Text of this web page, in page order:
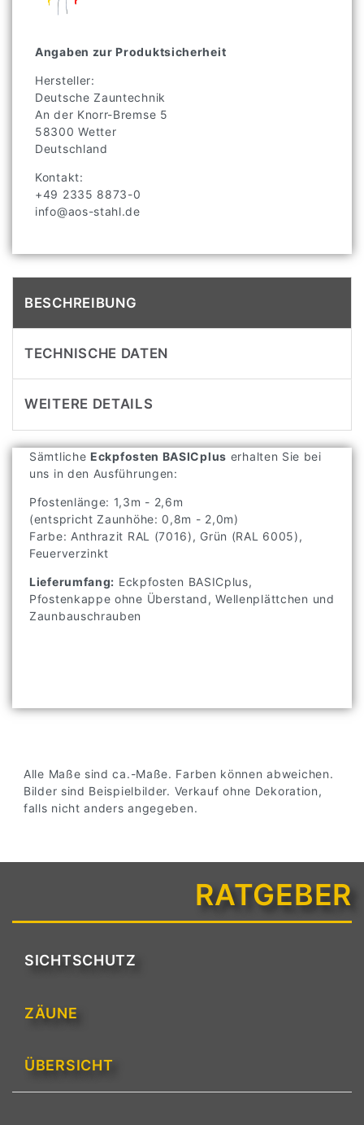
Angaben zur Produktsicherheit
Hersteller:
Deutsche Zauntechnik
An der Knorr-Bremse 5
58300 Wetter
Deutschland
Kontakt:
+49 2335 8873-0
info@aos-stahl.de
BESCHREIBUNG
TECHNISCHE DATEN
WEITERE DETAILS
Sämtliche Eckpfosten BASICplus erhalten Sie bei
uns in den Ausführungen:
Pfostenlänge: 1,3m - 2,6m
(entspricht Zaunhöhe: 0,8m - 2,0m)
Farbe: Anthrazit RAL (7016), Grün (RAL 6005),
Feuerverzinkt
Lieferumfang: Eckpfosten BASICplus,
Pfostenkappe ohne Überstand, Wellenplättchen und
Zaunbauschrauben
Alle Maße sind ca.-Maße. Farben können abweichen.
Bilder sind Beispielbilder. Verkauf ohne Dekoration,
falls nicht anders angegeben.
RATGEBER
SICHTSCHUTZ
ZÄUNE
ÜBERSICHT